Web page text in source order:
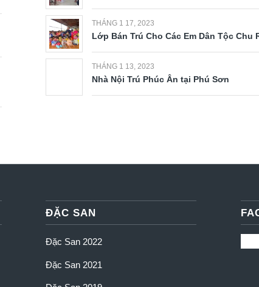
THÁNG 1 17, 2023
Lớp Bán Trú Cho Các Em Dân Tộc Chu
THÁNG 1 13, 2023
Nhà Nội Trú Phúc Ân tại Phú Sơn
ĐẶC SAN
Đặc San 2022
Đặc San 2021